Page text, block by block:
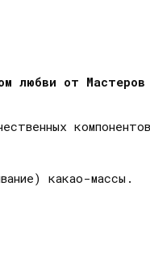
любви от
компонентов
какао-массы.